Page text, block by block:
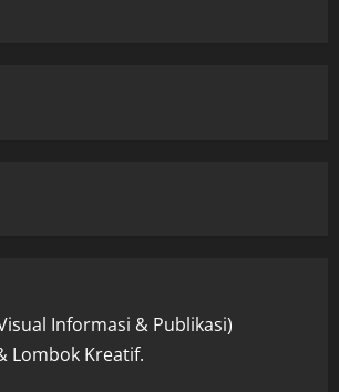
Informasi & Publikasi)
Lombok Kreatif.